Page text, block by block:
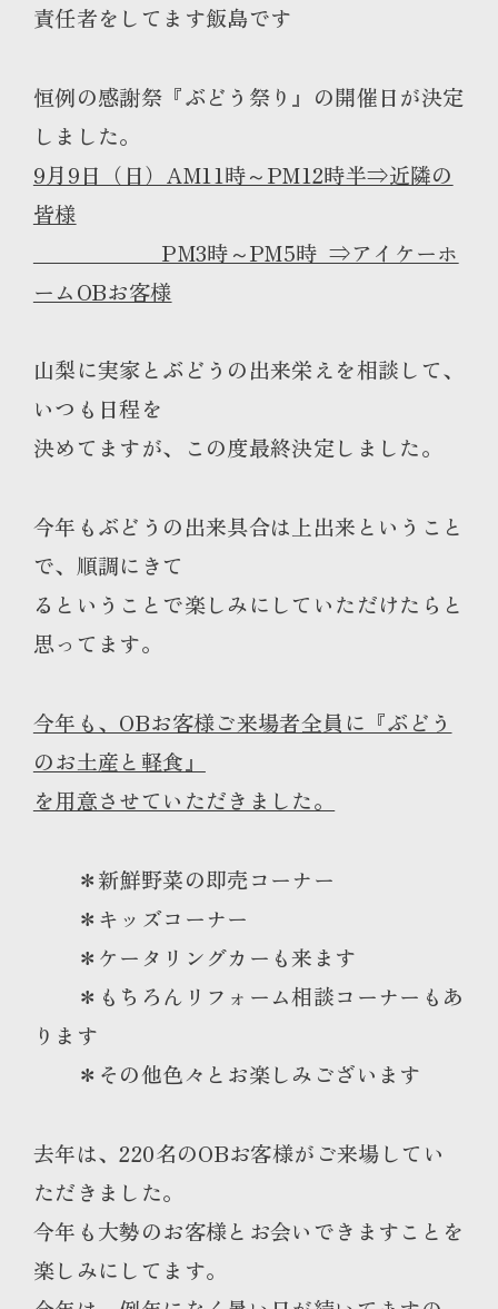
責任者をしてます飯島です
恒例の感謝祭『ぶどう祭り』の開催日が決定
しました。
9月9日（日）AM11時～PM12時半⇒近隣の
皆様
PM3時～PM5時 ⇒アイケーホ
ームOBお客様
山梨に実家とぶどうの出来栄えを相談して、
いつも日程を
決めてますが、この度最終決定しました。
今年もぶどうの出来具合は上出来ということ
で、順調にきて
るということで楽しみにしていただけたらと
思ってます。
今年も、OBお客様ご来場者全員に『ぶどう
のお土産と軽食』
を用意させていただきました。
＊新鮮野菜の即売コーナー
＊キッズコーナー
＊ケータリングカーも来ます
＊もちろんリフォーム相談コーナーもあ
ります
＊その他色々とお楽しみございます
去年は、220名のOBお客様がご来場してい
ただきました。
今年も大勢のお客様とお会いできますことを
楽しみにしてます。